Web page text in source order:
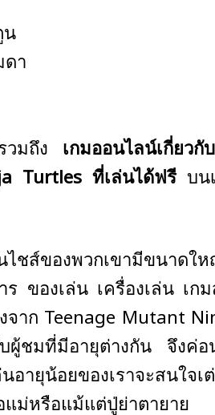
น
ดา
มถึง เกมออนไลน์เกี่ยว
Turtles ที่เล่นได้ฟรีบน
ชส์ของพวกเขามีขนาดใ
ของเล่น เครื่องเล่น เก
จาก Teenage Mutant
ผู้ชมที่มีอายุต่างกัน จึงค่อ
อายุน้อยของเราจะสนใจเ
แม่หรือแม้แต่ปู่ย่าตายาย